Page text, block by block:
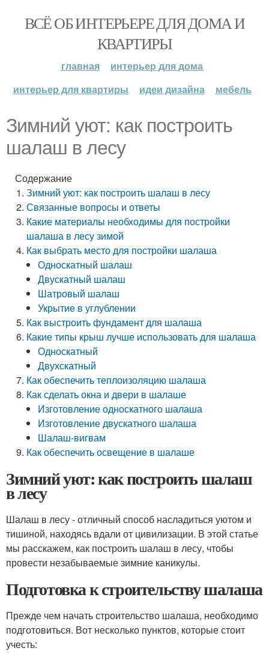
ВСЁ ОБ ИНТЕРЬЕРЕ ДЛЯ ДОМА И
КВАРТИРЫ
главная
интерьер для дома
интерьер для квартиры
идеи дизайна мебель
Зимний уют: как построить
шалаш в лесу
Содержание
Зимний уют: как построить шалаш в лесу
Связанные вопросы и ответы
Какие материалы необходимы для постройки
шалаша в лесу зимой
Как выбрать место для постройки шалаша
Односкатный шалаш
Двускатный шалаш
Шатровый шалаш
Укрытие в углублении
Как выстроить фундамент для шалаша
Какие типы крыш лучше использовать для шалаша
Односкатный
Двухскатный
Как обеспечить теплоизоляцию шалаша
Как сделать окна и двери в шалаше
Изготовление односкатного шалаша
Изготовление двускатного шалаша
Шалаш-вигвам
Как обеспечить освещение в шалаше
Зимний уют: как построить шалаш
в лесу
Шалаш в лесу - отличный способ насладиться уютом и
тишиной, находясь вдали от цивилизации. В этой статье
мы расскажем, как построить шалаш в лесу, чтобы
провести незабываемые зимние каникулы.
Подготовка к строительству шалаша
Прежде чем начать строительство шалаша, необходимо
подготовиться. Вот несколько пунктов, которые стоит
учесть: